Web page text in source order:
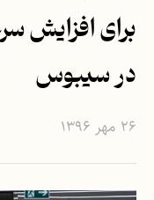
برای افزایش
در سیبوس
۲۶ مهر ۱۳۹۶